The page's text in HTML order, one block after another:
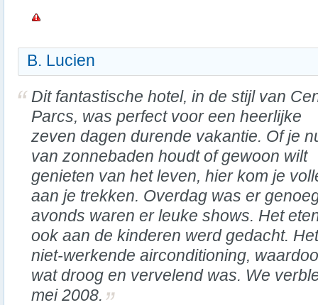
B. Lucien
Dit fantastische hotel, in de stijl van
Parcs, was perfect voor een heerlijke
zeven dagen durende vakantie. Of je
van zonnebaden houdt of gewoon wilt
genieten van het leven, hier kom je
aan je trekken. Overdag was er
avonds waren er leuke shows. Het
ook aan de kinderen werd gedacht.
niet-werkende airconditioning,
wat droog en vervelend was. We
mei 2008.